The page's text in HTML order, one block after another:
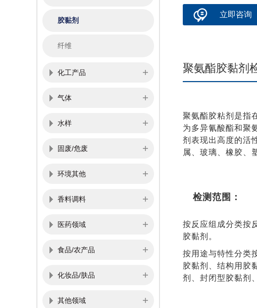
胶黏剂
纤维
化工产品
气体
水样
固废/危废
环境其他
香料调料
医药领域
食品/农产品
化妆品/肤品
其他领域
立即咨询
聚氨酯胶黏剂
聚氨酯胶粘剂是指
为多异氰酸酯和聚
剂表现出高度的活
属、玻璃、橡胶、
检测范围：
按反应组成分类按
胶黏剂。
按用途与特性分类
胶黏剂、结构用胶
剂、封闭型胶黏剂